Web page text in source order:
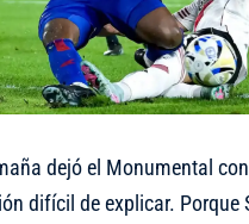
dejó el Monumental
difícil de explicar. Porque